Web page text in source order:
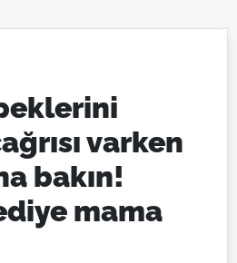
varken
bakın!
mama